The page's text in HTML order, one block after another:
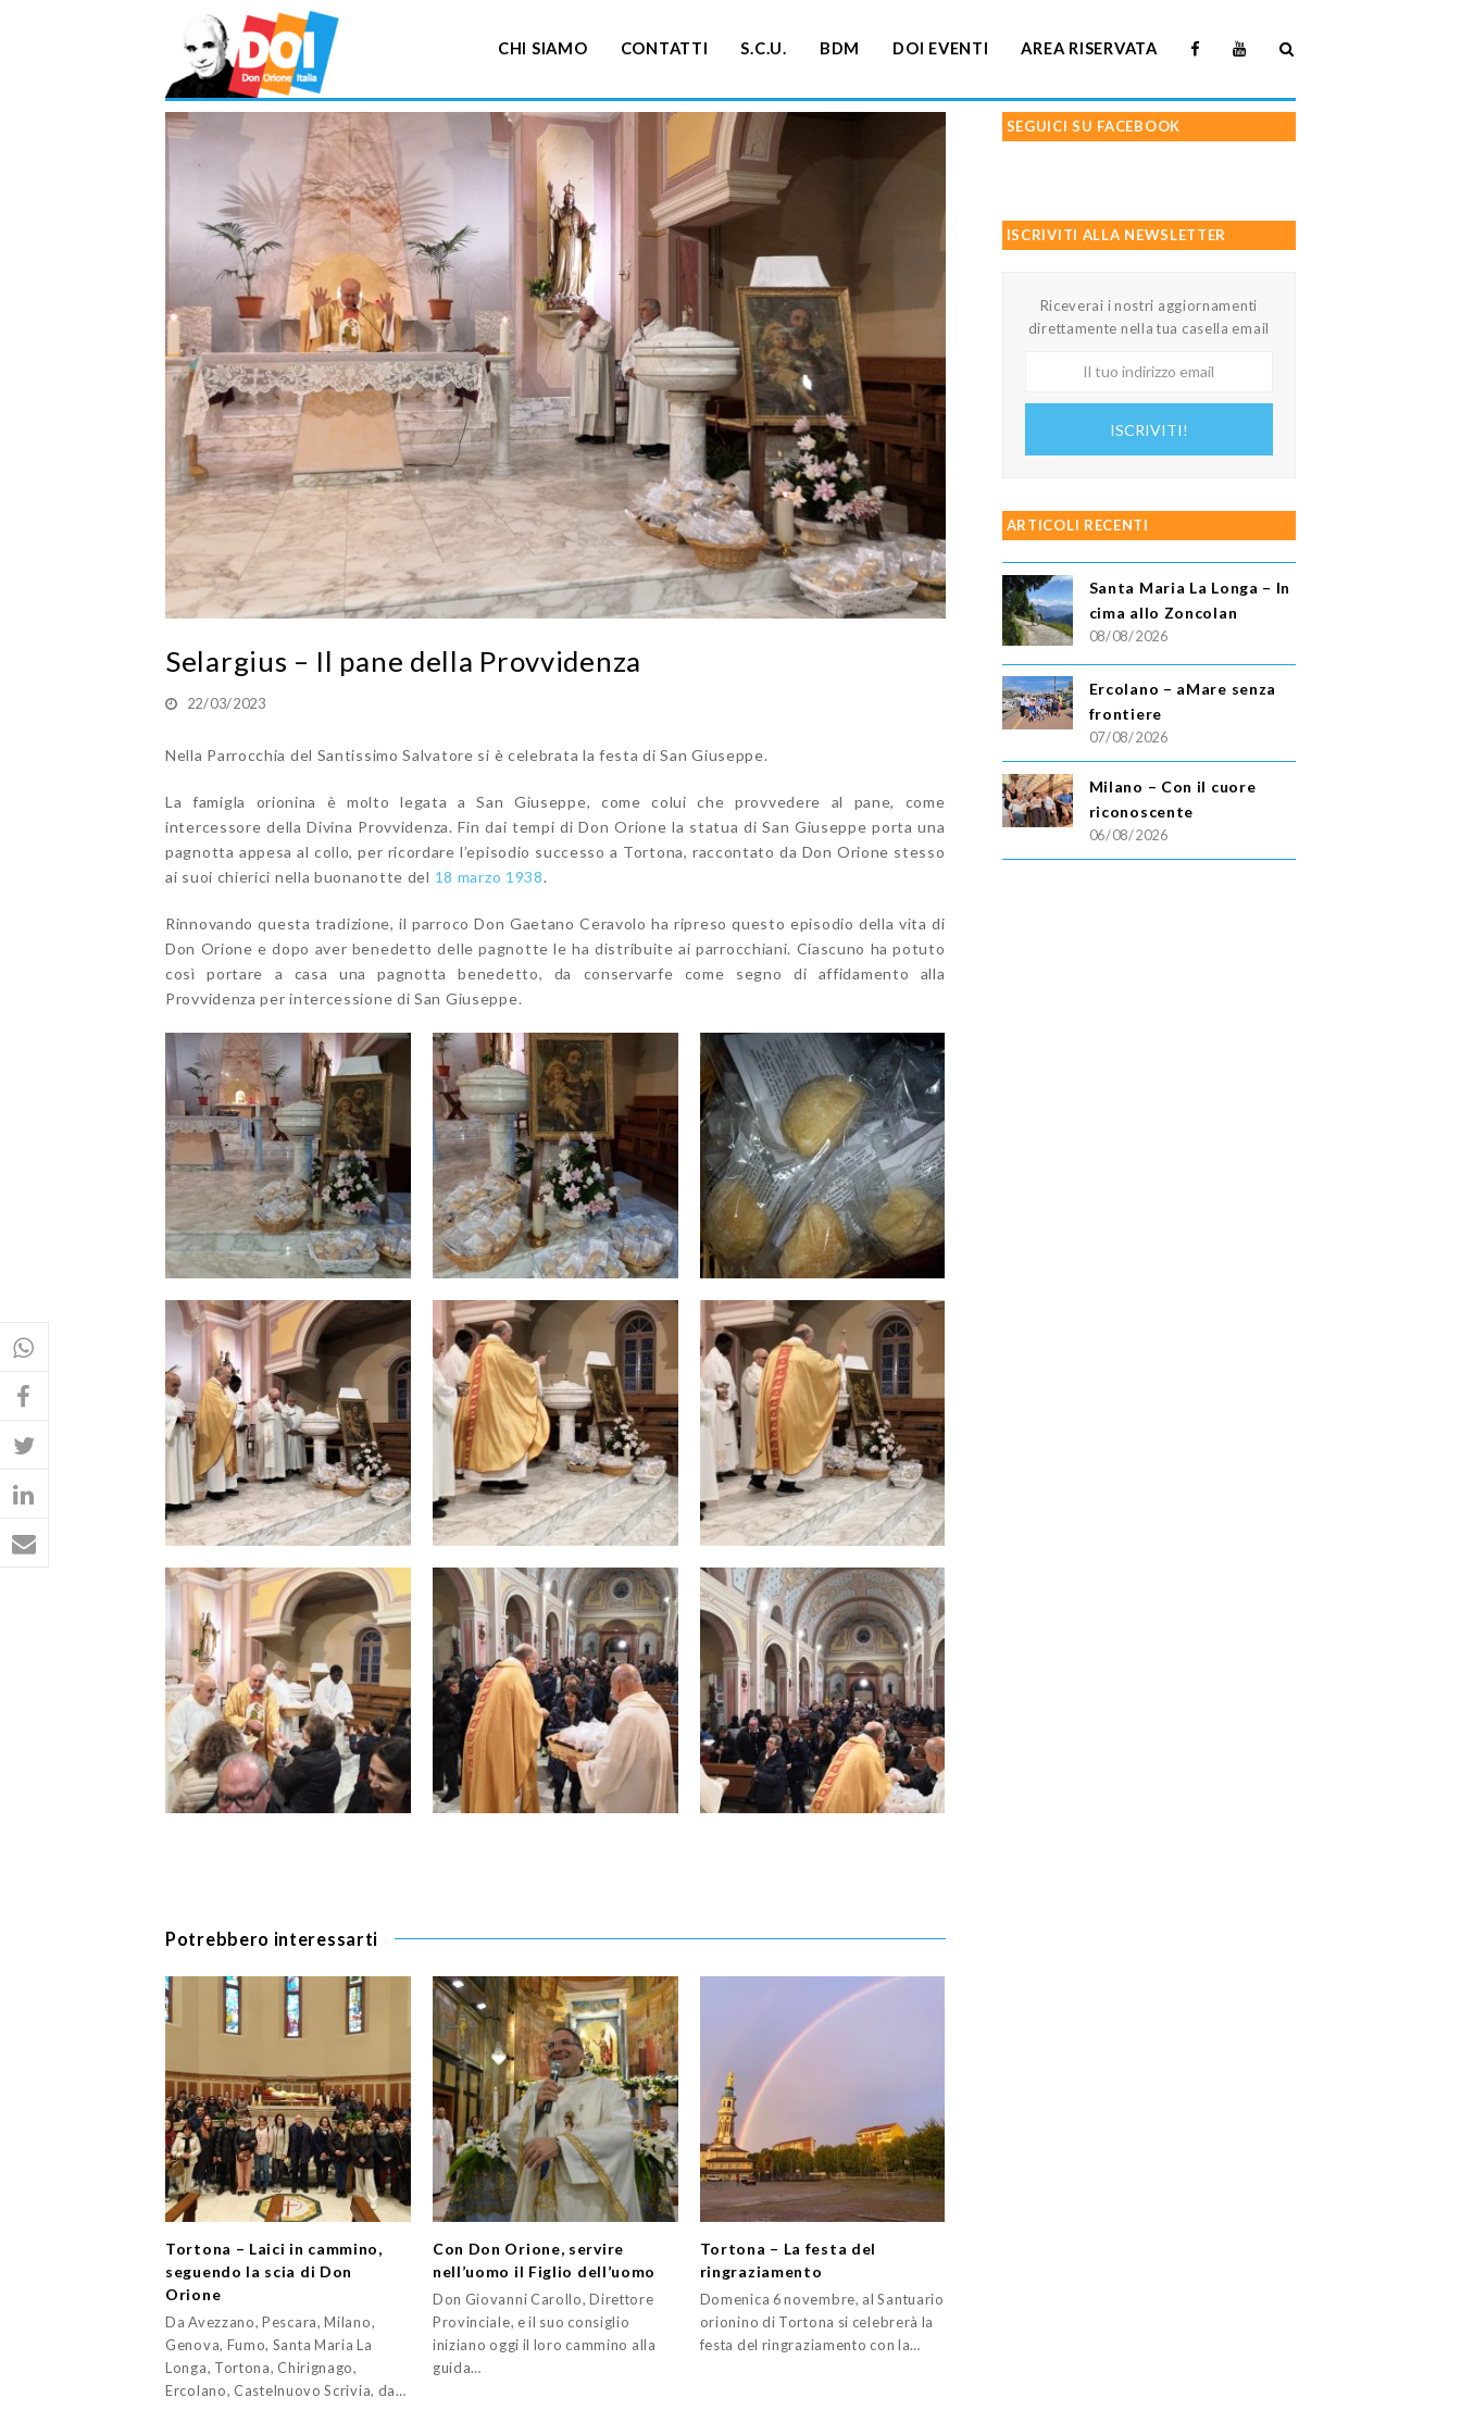
CHI SIAMO CONTATTI S.C.U. BDM DOI EVENTI AREA RISERVATA
Selargius – Il pane della Provvidenza
22/03/2023
Nella Parrocchia del Santissimo Salvatore si è celebrata la festa di San Giuseppe.
La famigla orionina è molto legata a San Giuseppe, come colui che provvedere al pane, come
intercessore della Divina Provvidenza. Fin dai tempi di Don Orione la statua di San Giuseppe porta una
pagnotta appesa al collo, per ricordare l’episodio successo a Tortona, raccontato da Don Orione stesso
ai suoi chierici nella buonanotte del 18 marzo 1938.
Rinnovando questa tradizione, il parroco Don Gaetano Ceravolo ha ripreso questo episodio della vita di
Don Orione e dopo aver benedetto delle pagnotte le ha distribuite ai parrocchiani. Ciascuno ha potuto
così portare a casa una pagnotta benedetto, da conservarfe come segno di affidamento alla
Provvidenza per intercessione di San Giuseppe.
Potrebbero interessarti
Tortona – Laici in cammino,
seguendo la scia di Don
Orione
Da Avezzano, Pescara, Milano,
Genova, Fumo, Santa Maria La
Longa, Tortona, Chirignago,
Ercolano, Castelnuovo Scrivia, da…
Con Don Orione, servire
nell’uomo il Figlio dell’uomo
Don Giovanni Carollo, Direttore
Provinciale, e il suo consiglio
iniziano oggi il loro cammino alla
guida…
Tortona – La festa del
ringraziamento
Domenica 6 novembre, al Santuario
orionino di Tortona si celebrerà la
festa del ringraziamento con la…
SEGUICI SU FACEBOOK
ISCRIVITI ALLA NEWSLETTER
Riceverai i nostri aggiornamenti
direttamente nella tua casella email
ISCRIVITI!
ARTICOLI RECENTI
Santa Maria La Longa – In
cima allo Zoncolan
08/08/2026
Ercolano – aMare senza
frontiere
07/08/2026
Milano – Con il cuore
riconoscente
06/08/2026